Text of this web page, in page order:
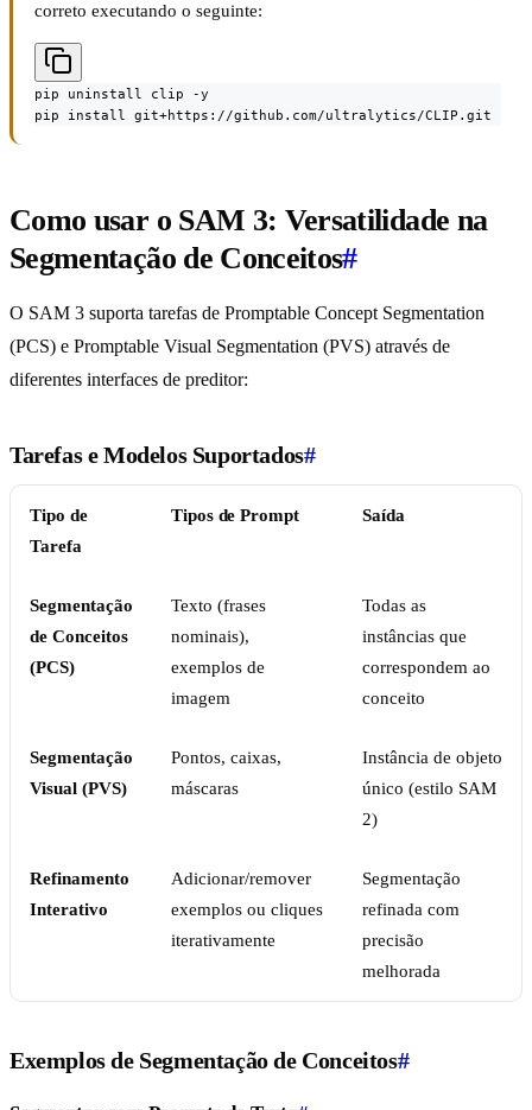
correto executando o seguinte:
pip uninstall clip -y
pip install git+https://github.com/ultralytics/CLIP.git
Como usar o SAM 3: Versatilidade na
Segmentação de Conceitos#
O SAM 3 suporta tarefas de Promptable Concept Segmentation
(PCS) e Promptable Visual Segmentation (PVS) através de
diferentes interfaces de preditor:
Tarefas e Modelos Suportados#
Tipo de
Tarefa
Tipos de Prompt Saída
Segmentação
de Conceitos
(PCS)
Texto (frases
nominais),
exemplos de
imagem
Todas as
instâncias que
correspondem ao
conceito
Segmentação
Visual (PVS)
Pontos, caixas,
máscaras
Instância de objeto
único (estilo SAM
2)
Refinamento
Interativo
Adicionar/remover
exemplos ou cliques
iterativamente
Segmentação
refinada com
precisão
melhorada
Exemplos de Segmentação de Conceitos#